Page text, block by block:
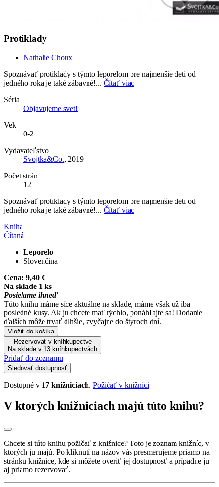
Protiklady
Nathalie Choux
Spoznávať protiklady s týmto leporelom pre najmenšie deti od
jedného roka je také zábavné!... Čítať viac
Séria
Objavujeme svet!
Vek
0-2
Vydavateľstvo
Svojtka&Co., 2019
Počet strán
12
Spoznávať protiklady s týmto leporelom pre najmenšie deti od
jedného roka je také zábavné!... Čítať viac
Kniha
Čítaná
Leporelo
Slovenčina
Cena: 9,40 €
Na sklade 1 ks
Posielame ihneď
Túto knihu máme síce aktuálne na sklade, máme však už iba
posledné kusy. Ak ju chcete mať rýchlo, ponáhľajte sa! Dodanie
ďalších môže trvať dlhšie, zvyčajne do štyroch dní.
Vložiť do košíka
Rezervovať v kníhkupectve
Na sklade v 13 kníhkupectvách
Pridať do zoznamu
Sledovať dostupnosť
Dostupné v 17 knižniciach. Požičať v knižnici
V ktorých knižniciach majú túto knihu?
Chcete si túto knihu požičať z knižnice? Toto je zoznam knižníc, v
ktorých ju majú. Po kliknutí na názov vás presmerujeme priamo na
stránku knižnice, kde si môžete overiť jej dostupnosť a prípadne ju
aj priamo rezervovať.